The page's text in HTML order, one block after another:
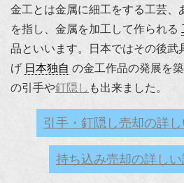
金工とは金属に細工をする工芸、
を指し、金属を加工して作られる
品といいます。日本ではその後武
げ 日本独自 の金工作品の発展を
の引手や釘隠し も出来ました。
引手・釘隠し売却の詳
持ち込み売却の詳し